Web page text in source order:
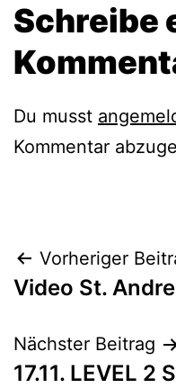
Schreibe
Du musst
Kommentar
Vorheriger
Video St.
Nächster Beitrag
17.11. LEVEL 2